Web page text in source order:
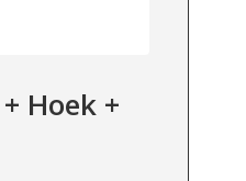
Hoek +